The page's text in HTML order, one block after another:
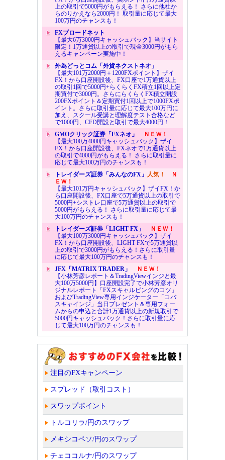
上の取引で5000円がもらえる！ さらに他社か
らのりかえなら2000円！ 取引量に応じて最大
100万円のチャンスも！
FXブロードネット
【最大6万3000円キャッシュバック】当サイト
限定！1万通貨以上の取引で現金3000円がもら
えるキャンペーン実施中！
外為どっとコム「外貨ネクストネオ」
【最大101万2000円＋1200FXポイント】ザイ
FX！から口座開設後、FX口座で1万通貨以上
の取引1回で5000円+らくらくFX積立1回以上定
期買付で3000円。さらにらくらくFX積立開設
200FXポイント＆定期買付1回以上で1000FXポ
イント。さらに取引量に応じて最大100万円に
加え、スクール受講と理解度テスト合格など
で1000円、CFD開設と取引で最大4000円！
GMOクリック証券「FXネオ」
ＮＥＷ！
【最大100万4000円キャッシュバック】ザイ
FX！から口座開設後、FXネオで1万通貨以上
の取引で4000円がもらえる！ さらに取引量に
応じて最大100万円のチャンスも！
トレイダーズ証券「みんなのFX」 人気！
Ｎ
ＥＷ！
【最大101万円キャッシュバック】ザイFX！か
ら口座開設後、FX口座で5万通貨以上の取引で
5000円+シストレ口座で5万通貨以上の取引で
5000円がもらえる！ さらに取引量に応じて最
大100万円のチャンスも！
トレイダーズ証券「LIGHT FX」
ＮＥＷ！
【最大100万3000円キャッシュバック】ザイ
FX！から口座開設後、LIGHT FXで5万通貨以
上の取引で3000円がもらえる！さらに取引量
に応じて最大100万円のチャンスも！
JFX「MATRIX TRADER」
ＮＥＷ！
【小林芳彦レポート＆TradingViewインジと最
大100万5000円】口座開設完了で小林芳彦オリ
ジナルレポート「FXスキャルピングのコツ」
およびTradingView専用インジケーター「コバ
スキャインジ」当日プレゼント＆専用フォー
ムからの申込と合計1万通貨以上の新規取引で
5000円キャッシュバック！さらに取引量に応
じて最大100万円のチャンスも！
注目のFXキャンペーン
スプレッド（取引コスト）
スワップポイント
トルコリラ/円のスワップ
メキシコペソ/円のスワップ
チェココルナ/円のスワップ